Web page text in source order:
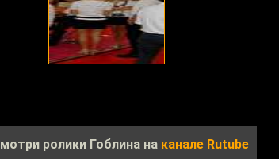
ролики Гоблина на канале Rutube